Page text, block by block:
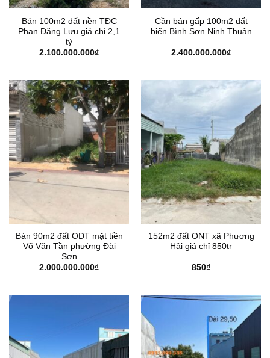
Bán 100m2 đất nền TĐC
Phan Đăng Lưu giá chỉ 2,1
tỷ
2.100.000.000₫
Cần bán gấp 100m2 đất
biển Bình Sơn Ninh Thuận
2.400.000.000₫
Bán 90m2 đất ODT mặt tiền
Võ Văn Tần phường Đài
Sơn
2.000.000.000₫
152m2 đất ONT xã Phương
Hải giá chỉ 850tr
850₫